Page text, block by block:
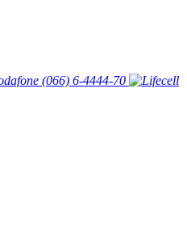
(066) 6-4444-70